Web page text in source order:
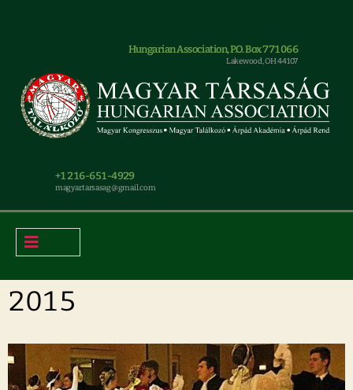
Hungarian Association, P.O. Box 771066
Lakewood, OH 44107
+1 216-651-4929
magyar.tarsasag@gmail.com
2015